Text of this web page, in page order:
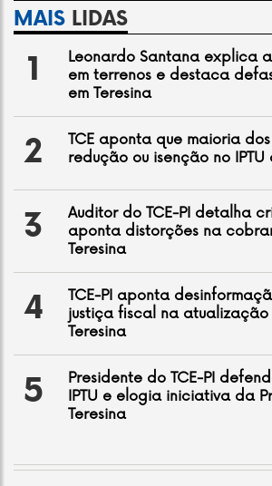
MAIS LIDAS
1
Leonardo Santana explica
em terrenos e destaca
em Teresina
2
TCE aponta que maioria
redução ou isenção no IPTU
3
Auditor do TCE-PI detalha
aponta distorções na
Teresina
4
TCE-PI aponta
justiça fiscal na atualização
Teresina
5
Presidente do TCE-PI
IPTU e elogia iniciativa da
Teresina